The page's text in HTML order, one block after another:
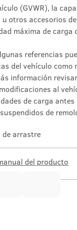
(GVWR), la
otros accesorios
máxima de carga
referencias
del vehículo como
información
al
de carga antes
de
de arrastre
del producto